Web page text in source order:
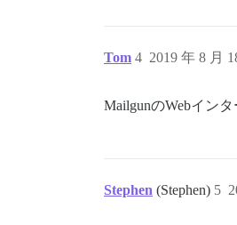
Tom 2019 年 8 月
4
MailgunのWebイン
Stephen (Stephen) 5